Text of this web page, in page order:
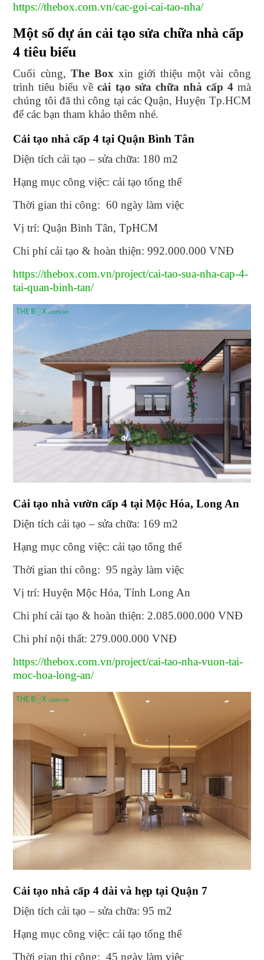
https://thebox.com.vn/cac-goi-cai-tao-nha/
Một số dự án cải tạo sửa chữa nhà cấp
4 tiêu biểu
Cuối cùng, The Boxxin giới thiệu một vài công
trình tiêu biểu vềcải tạo sửa chữa nhà cấp 4mà
chúng tôi đã thi công tại các Quận, Huyện Tp.HCM
để các bạn tham khảo thêm nhé.
Cải tạo nhà cấp 4 tại Quận Bình Tân
Diện tích cải tạo – sửa chữa: 180 m2
Hạng mục công việc: cải tạo tổng thể
Thời gian thi công: 60 ngày làm việc
Vị trí: Quận Bình Tân, TpHCM
Chi phí cải tạo & hoàn thiện: 992.000.000 VNĐ
https://thebox.com.vn/project/cai-tao-sua-nha-cap-4-
tai-quan-binh-tan/
Cải tạo nhà vườn cấp 4 tại Mộc Hóa, Long An
Diện tích cải tạo – sửa chữa: 169 m2
Hạng mục công việc: cải tạo tổng thể
Thời gian thi công: 95 ngày làm việc
Vị trí: Huyện Mộc Hóa, Tỉnh Long An
Chi phí cải tạo & hoàn thiện: 2.085.000.000 VNĐ
Chi phí nội thất: 279.000.000 VNĐ
https://thebox.com.vn/project/cai-tao-nha-vuon-tai-
moc-hoa-long-an/
Cải tạo nhà cấp 4 dài và hẹp tại Quận 7
Diện tích cải tạo – sửa chữa: 95 m2
Hạng mục công việc: cải tạo tổng thể
Thời gian thi công: 45 ngày làm việc